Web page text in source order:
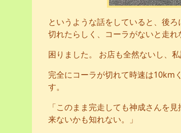
というような話をしていると、後
切れたらしく、コーラがないと走れ
困りました。 お店も全然ないし、
完全にコーラが切れて時速は10km
す。
「このまま完走しても神成さんを
来ないかも知れない。」